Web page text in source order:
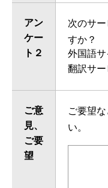
アン
ケー
ト２
次のサ
すか？
外国語
翻訳サー
ご意
見、
ご要
望
ご要望
い。